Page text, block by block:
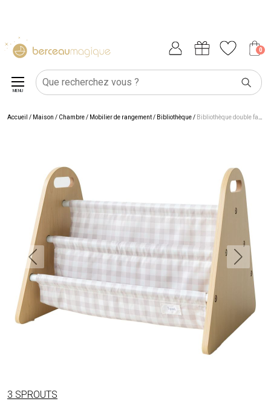
0
MENU
Accueil / Maison / Chambre/ Mobilier de rangement/ Bibliothèque/ Bibliothèque double face Vichi Beige
3 SPROUTS